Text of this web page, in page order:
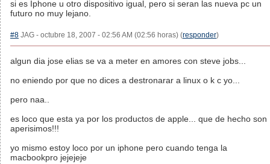
si es Iphone u otro dispositivo igual, pero si seran las nueva pc un
futuro no muy lejano.
#8 JAG - octubre 18, 2007 - 02:56 AM (02:56 horas) (responder)
algun dia jose elias se va a meter en amores con steve jobs...
no eniendo por que no dices a destronarar a linux o k c yo...
pero naa..
es loco que esta ya por los productos de apple... que de hecho son
aperisimos!!!
yo mismo estoy loco por un iphone pero cuando tenga la
macbookpro jejejeje